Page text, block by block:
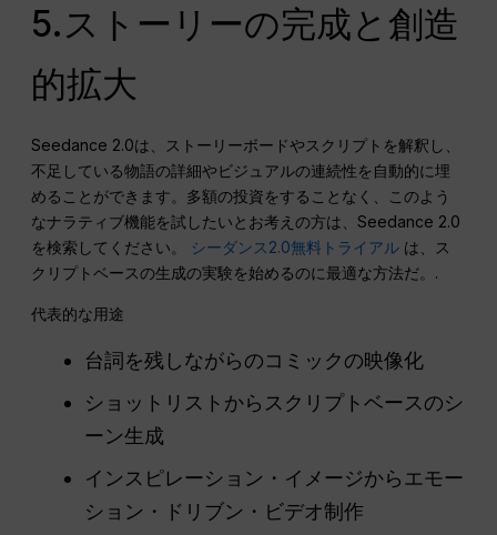
5.ストーリーの完成と創造
的拡大
Seedance 2.0は、ストーリーボードやスクリプトを解釈し、
不足している物語の詳細やビジュアルの連続性を自動的に埋
めることができます。多額の投資をすることなく、このよう
なナラティブ機能を試したいとお考えの方は、Seedance 2.0
を検索してください。 シーダンス2.0無料トライアル は、ス
クリプトベースの生成の実験を始めるのに最適な方法だ。.
代表的な用途
台詞を残しながらのコミックの映像化
ショットリストからスクリプトベースのシ
ーン生成
インスピレーション・イメージからエモー
ション・ドリブン・ビデオ制作